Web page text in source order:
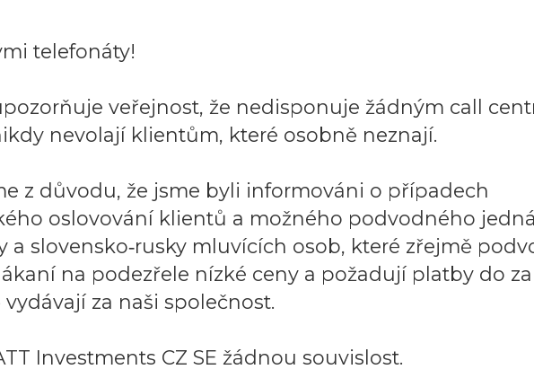
telefonáty!
veřejnost, že nedisponuje žádným call
nevolají klientům, které osobně neznají.
z důvodu, že jsme byli informováni o případech
oslovování klientů a možného podvodného
a slovensko‑rusky mluvících osob, které zřejmě
na podezřele nízké ceny a požadují platby do
za naši společnost.
Investments CZ SE žádnou souvislost.